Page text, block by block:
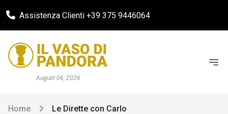
Assistenza Clienti +39 375 9446064
August 06, 2026
Home Le Dirette con Carlo